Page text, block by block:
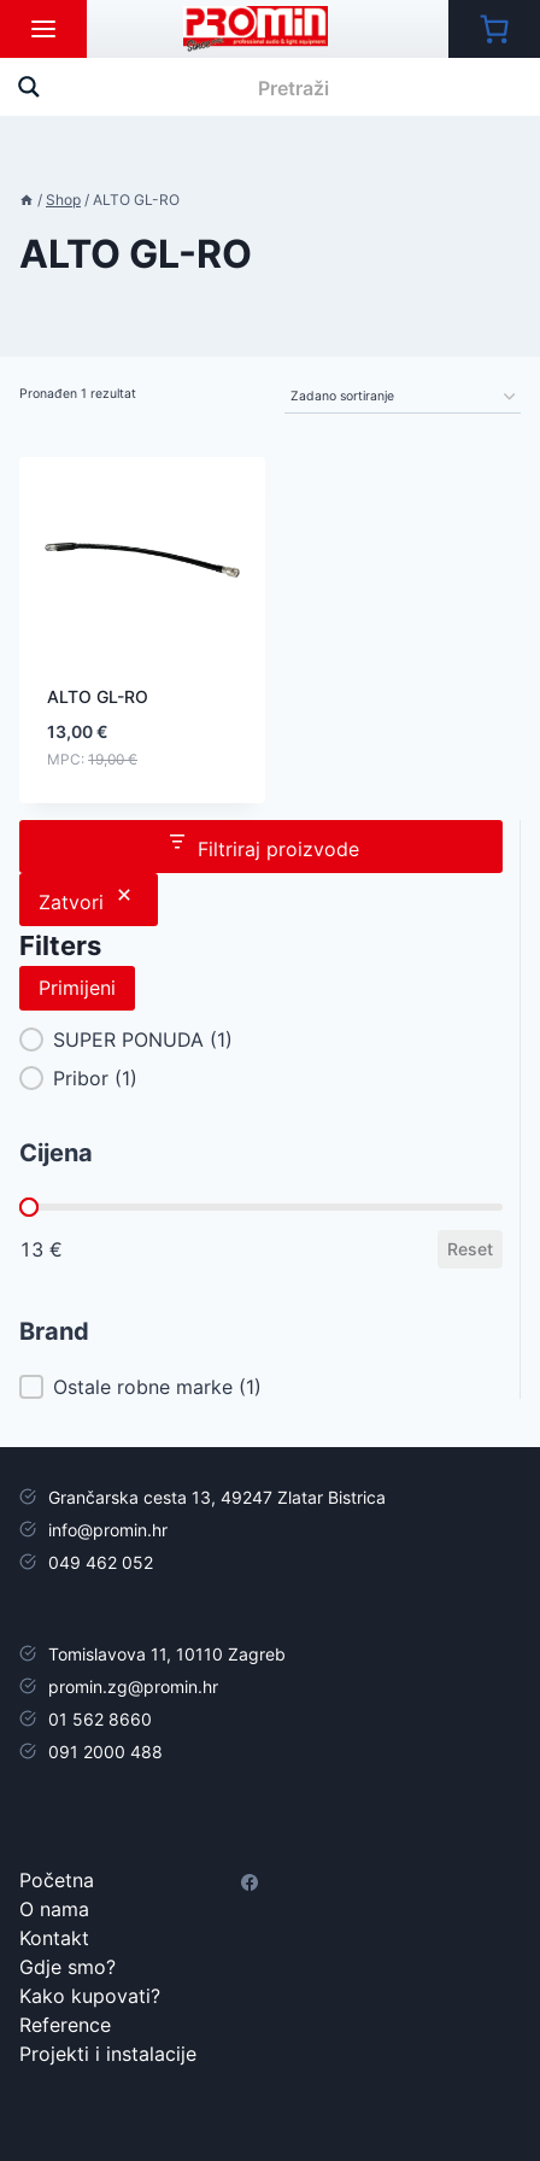
content
/ Shop / ALTO GL-RO
ALTO GL-RO
Pronađen 1 rezultat
ALTO GL-RO
13,00€
MPC: 19,00€
Filtriraj proizvode
Zatvori
Filters
Primijeni
Category Facet
SUPER PONUDA (1)
Pribor (1)
Cijena
Cijena
13 € Reset
Brand
BrandOstale robne marke (1)
Grančarska cesta 13, 49247 Zlatar Bistrica
info@promin.hr
049 462 052
Tomislavova 11, 10110 Zagreb
promin.zg@promin.hr
01 562 8660
091 2000 488
Početna
O nama
Kontakt
Gdje smo?
Kako kupovati?
Reference
Projekti i instalacije